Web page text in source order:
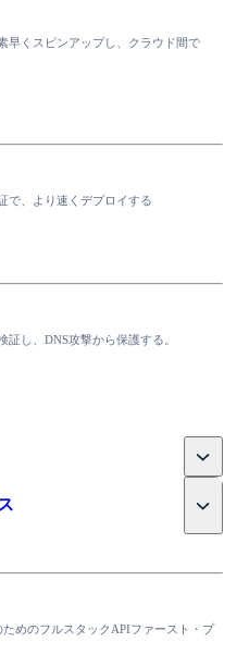
早くスピンアップし、クラウド間で
で、より速くデプロイする
し、DNS攻撃から保護する。
めのフルスタックAPIファースト・プ